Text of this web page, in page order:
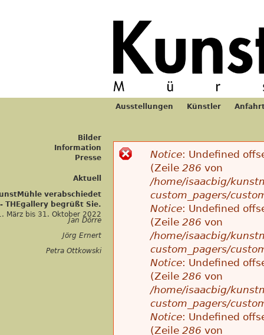
Fehlermeldung
Notice: Undefined
(Zeile 286 von
/home/isaacbig/
custom_pagers/
Notice: Undefined
(Zeile 286 von
/home/isaacbig/
custom_pagers/
Notice: Undefined
(Zeile 286 von
/home/isaacbig/
custom_pagers/
Notice: Undefined
(Zeile 286 von
Ausstellungen Künstler
Bilder
Information
Presse
Aktuell
verabschiedet
THEgallery begrüßt Sie.
März bis 31. Oktober 2022
Jan Dörre
Jörg Ernert
Petra Ottkowski